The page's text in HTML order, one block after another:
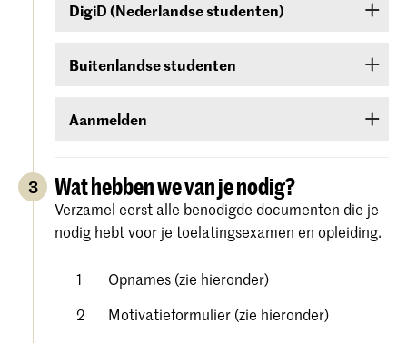
DigiD (Nederlandse studenten)
inloggen met je DigiD. Heb je die nog niet, vraag
dagen duren voordat je de inlogcodes ontvangt.
Buitenlandse studenten
een gebruikersnaam en wachtwoord die je in
Aanmelden
keuze onder Hogeschool der Kunsten Den Haag
(Koninklijke Academie/Koninklijk
Conservatorium Den Haag). Volg alle stappen
zorgvuldig en bevestig je aanmelding.
van Studielink.
3 Wat hebben we van je nodig?
Verzamel eerst alle benodigde documenten die je
nodig hebt voor je toelatingsexamen en opleiding.
Opnames (zie hieronder)
Motivatieformulier (zie hieronder)